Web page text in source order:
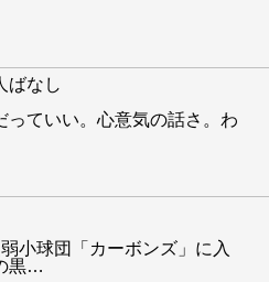
ばなし
っていい。心意気の話さ。わ
小球団「カーボンズ」に入
黒…